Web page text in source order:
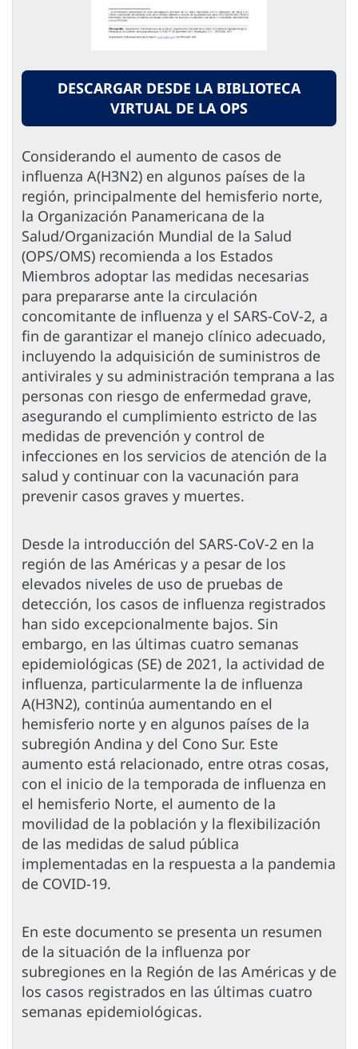
DESCARGAR DESDE LA BIBLIOTECA
VIRTUAL DE LA OPS
Considerando el aumento de casos de
influenza A(H3N2) en algunos países de la
región, principalmente del hemisferio norte,
la Organización Panamericana de la
Salud/Organización Mundial de la Salud
(OPS/OMS) recomienda a los Estados
Miembros adoptar las medidas necesarias
para prepararse ante la circulación
concomitante de influenza y el SARS-CoV-2, a
fin de garantizar el manejo clínico adecuado,
incluyendo la adquisición de suministros de
antivirales y su administración temprana a las
personas con riesgo de enfermedad grave,
asegurando el cumplimiento estricto de las
medidas de prevención y control de
infecciones en los servicios de atención de la
salud y continuar con la vacunación para
prevenir casos graves y muertes.
Desde la introducción del SARS-CoV-2 en la
región de las Américas y a pesar de los
elevados niveles de uso de pruebas de
detección, los casos de influenza registrados
han sido excepcionalmente bajos. Sin
embargo, en las últimas cuatro semanas
epidemiológicas (SE) de 2021, la actividad de
influenza, particularmente la de influenza
A(H3N2), continúa aumentando en el
hemisferio norte y en algunos países de la
subregión Andina y del Cono Sur. Este
aumento está relacionado, entre otras cosas,
con el inicio de la temporada de influenza en
el hemisferio Norte, el aumento de la
movilidad de la población y la flexibilización
de las medidas de salud pública
implementadas en la respuesta a la pandemia
de COVID-19.
En este documento se presenta un resumen
de la situación de la influenza por
subregiones en la Región de las Américas y de
los casos registrados en las últimas cuatro
semanas epidemiológicas.